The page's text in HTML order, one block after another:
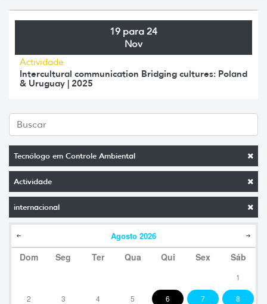
Tecnólogo em Controle Ambiental
Actividade
internacional
Agosto 2026
Dom Seg Ter Qua Qui Sex Sáb
1
2 3 4 5 6 7 8
19 para 24
Nov
Actividade
Intercultural communication Bridging cultures: Poland
& Uruguay | 2025